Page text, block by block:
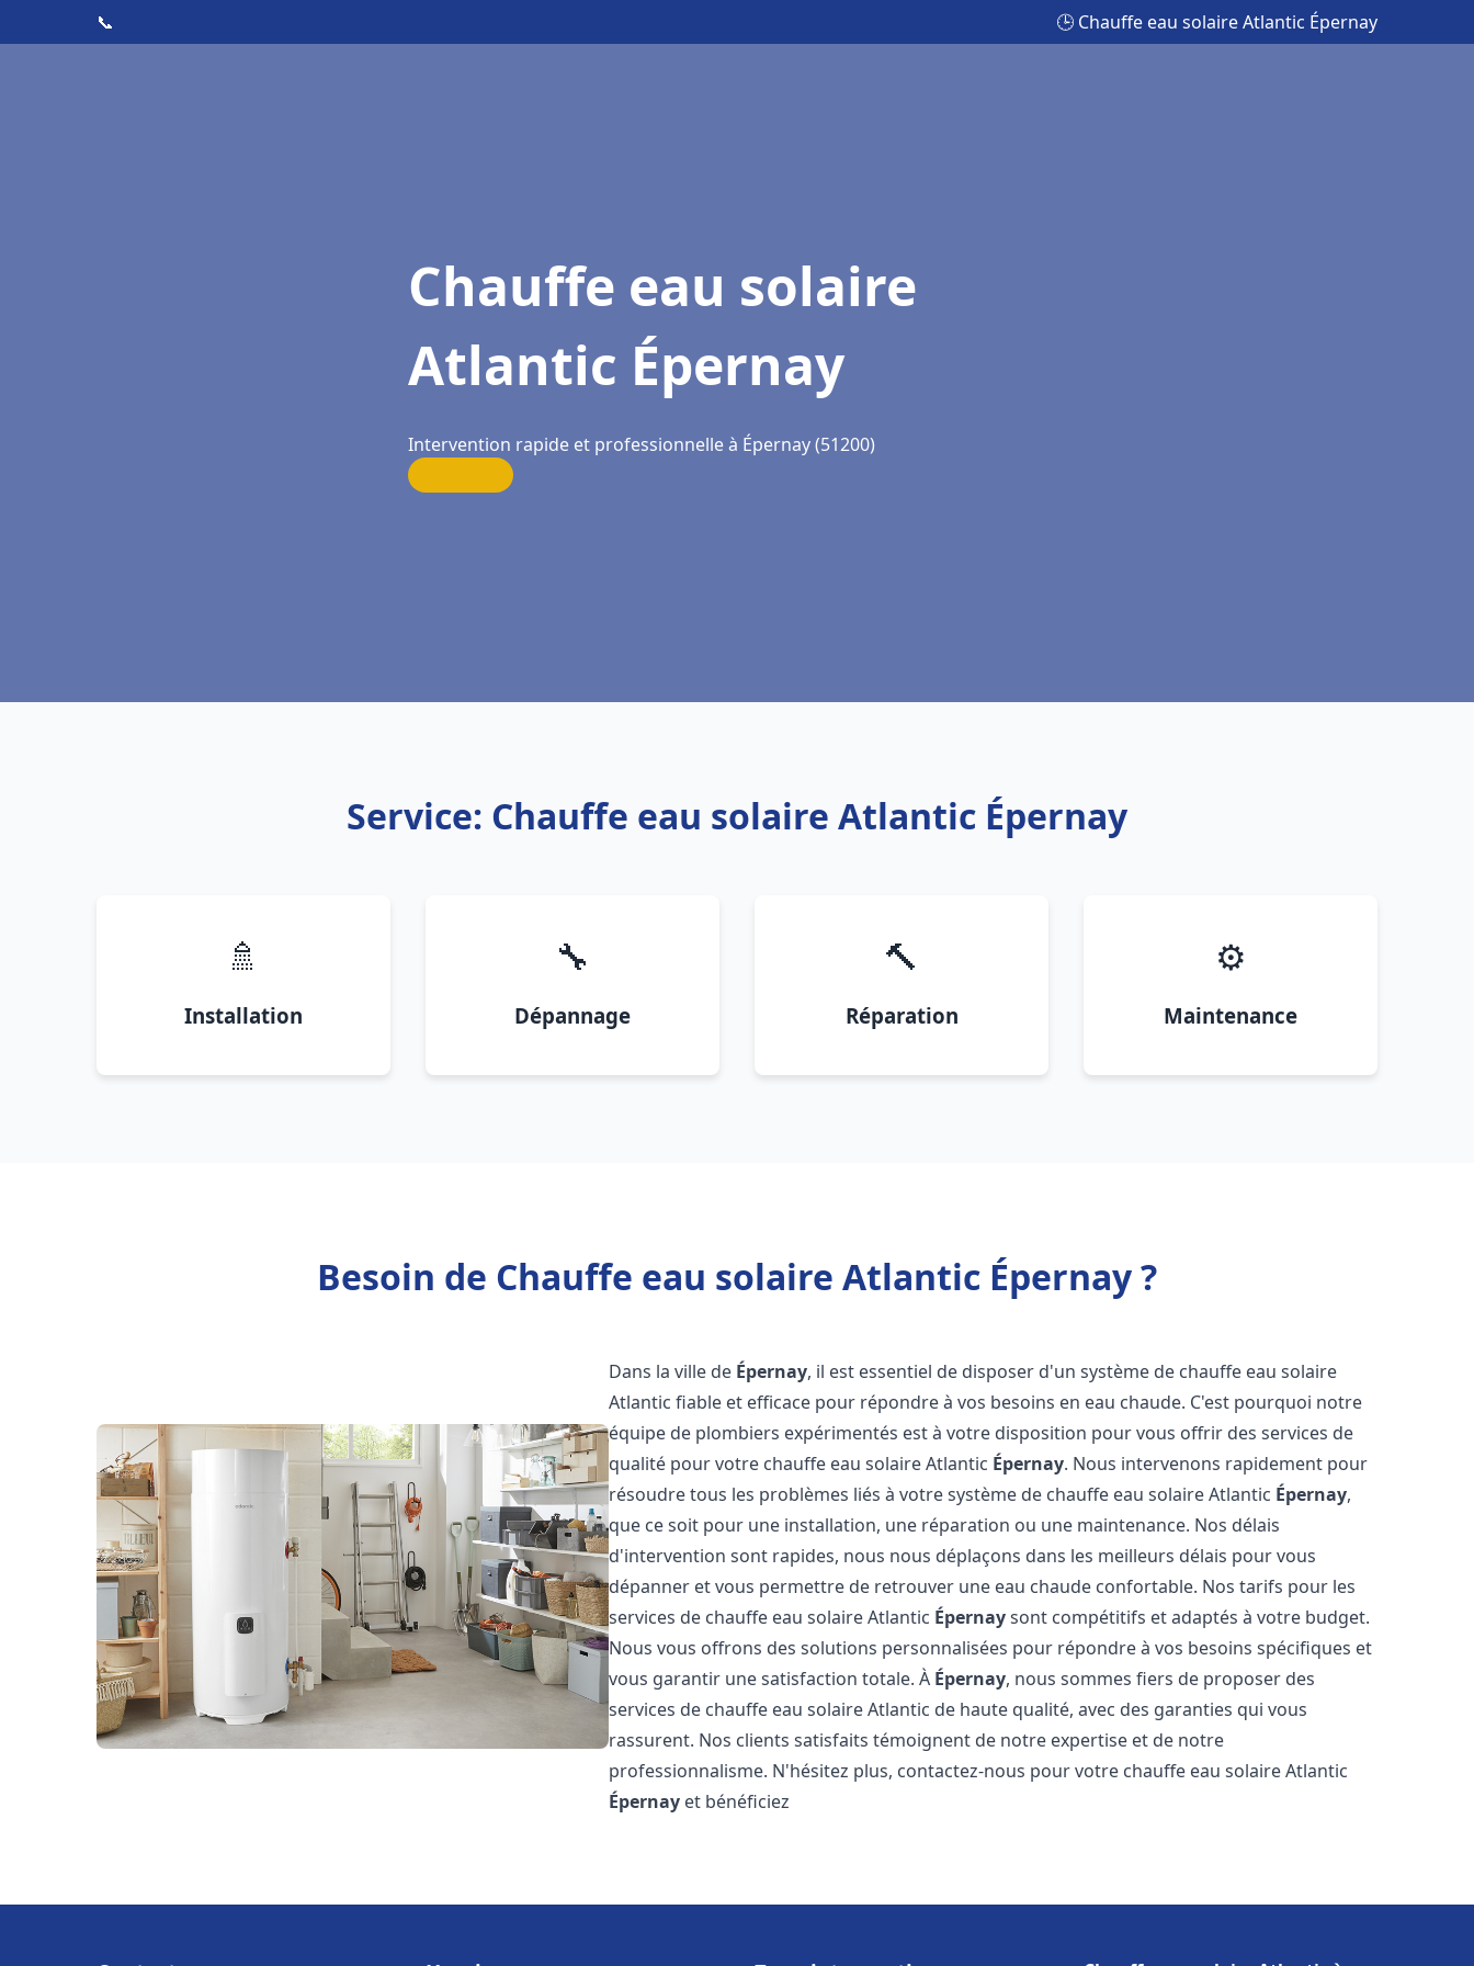
📞 🕒 Chauffe eau solaire Atlantic Épernay
Chauffe eau solaire
Atlantic Épernay
Intervention rapide et professionnelle à Épernay (51200)
Service: Chauffe eau solaire Atlantic Épernay
🚿
Installation
🔧
Dépannage
🔨
Réparation
⚙️
Maintenance
Besoin de Chauffe eau solaire Atlantic Épernay ?
Dans la ville de Épernay, il est essentiel de disposer d'un système de chauffe eau solaire
Atlantic fiable et efficace pour répondre à vos besoins en eau chaude. C'est pourquoi notre
équipe de plombiers expérimentés est à votre disposition pour vous offrir des services de
qualité pour votre chauffe eau solaire Atlantic Épernay. Nous intervenons rapidement pour
résoudre tous les problèmes liés à votre système de chauffe eau solaire Atlantic Épernay,
que ce soit pour une installation, une réparation ou une maintenance. Nos délais
d'intervention sont rapides, nous nous déplaçons dans les meilleurs délais pour vous
dépanner et vous permettre de retrouver une eau chaude confortable. Nos tarifs pour les
services de chauffe eau solaire Atlantic Épernaysont compétitifs et adaptés à votre budget.
Nous vous offrons des solutions personnalisées pour répondre à vos besoins spécifiques et
vous garantir une satisfaction totale. À Épernay, nous sommes fiers de proposer des
services de chauffe eau solaire Atlantic de haute qualité, avec des garanties qui vous
rassurent. Nos clients satisfaits témoignent de notre expertise et de notre
professionnalisme. N'hésitez plus, contactez-nous pour votre chauffe eau solaire Atlantic
Épernay et bénéficiez